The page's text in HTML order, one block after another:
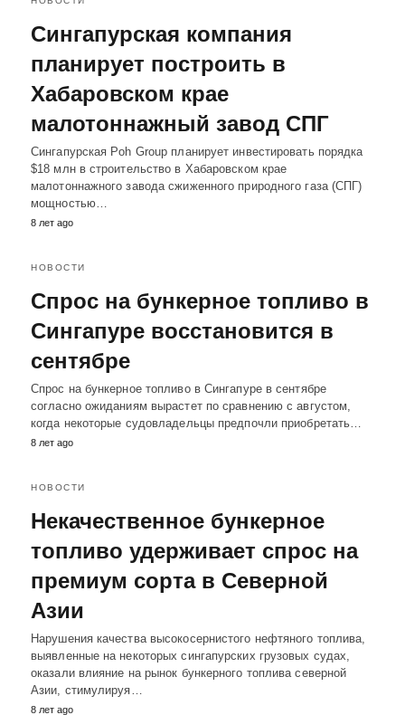
Cингапурская компания
планирует построить в
Хабаровском крае
малотоннажный завод СПГ
Cингапурская Poh Group планирует инвестировать порядка
$18 млн в строительство в Хабаровском крае
малотоннажного завода сжиженного природного газа (СПГ)
мощностью…
8 лет ago
НОВОСТИ
Спрос на бункерное топливо в
Сингапуре восстановится в
сентябре
Спрос на бункерное топливо в Сингапуре в сентябре
согласно ожиданиям вырастет по сравнению с августом,
когда некоторые судовладельцы предпочли приобретать…
8 лет ago
НОВОСТИ
Некачественное бункерное
топливо удерживает спрос на
премиум сорта в Северной
Азии
Нарушения качества высокосернистого нефтяного топлива,
выявленные на некоторых сингапурских грузовых судах,
оказали влияние на рынок бункерного топлива северной
Азии, стимулируя…
8 лет ago